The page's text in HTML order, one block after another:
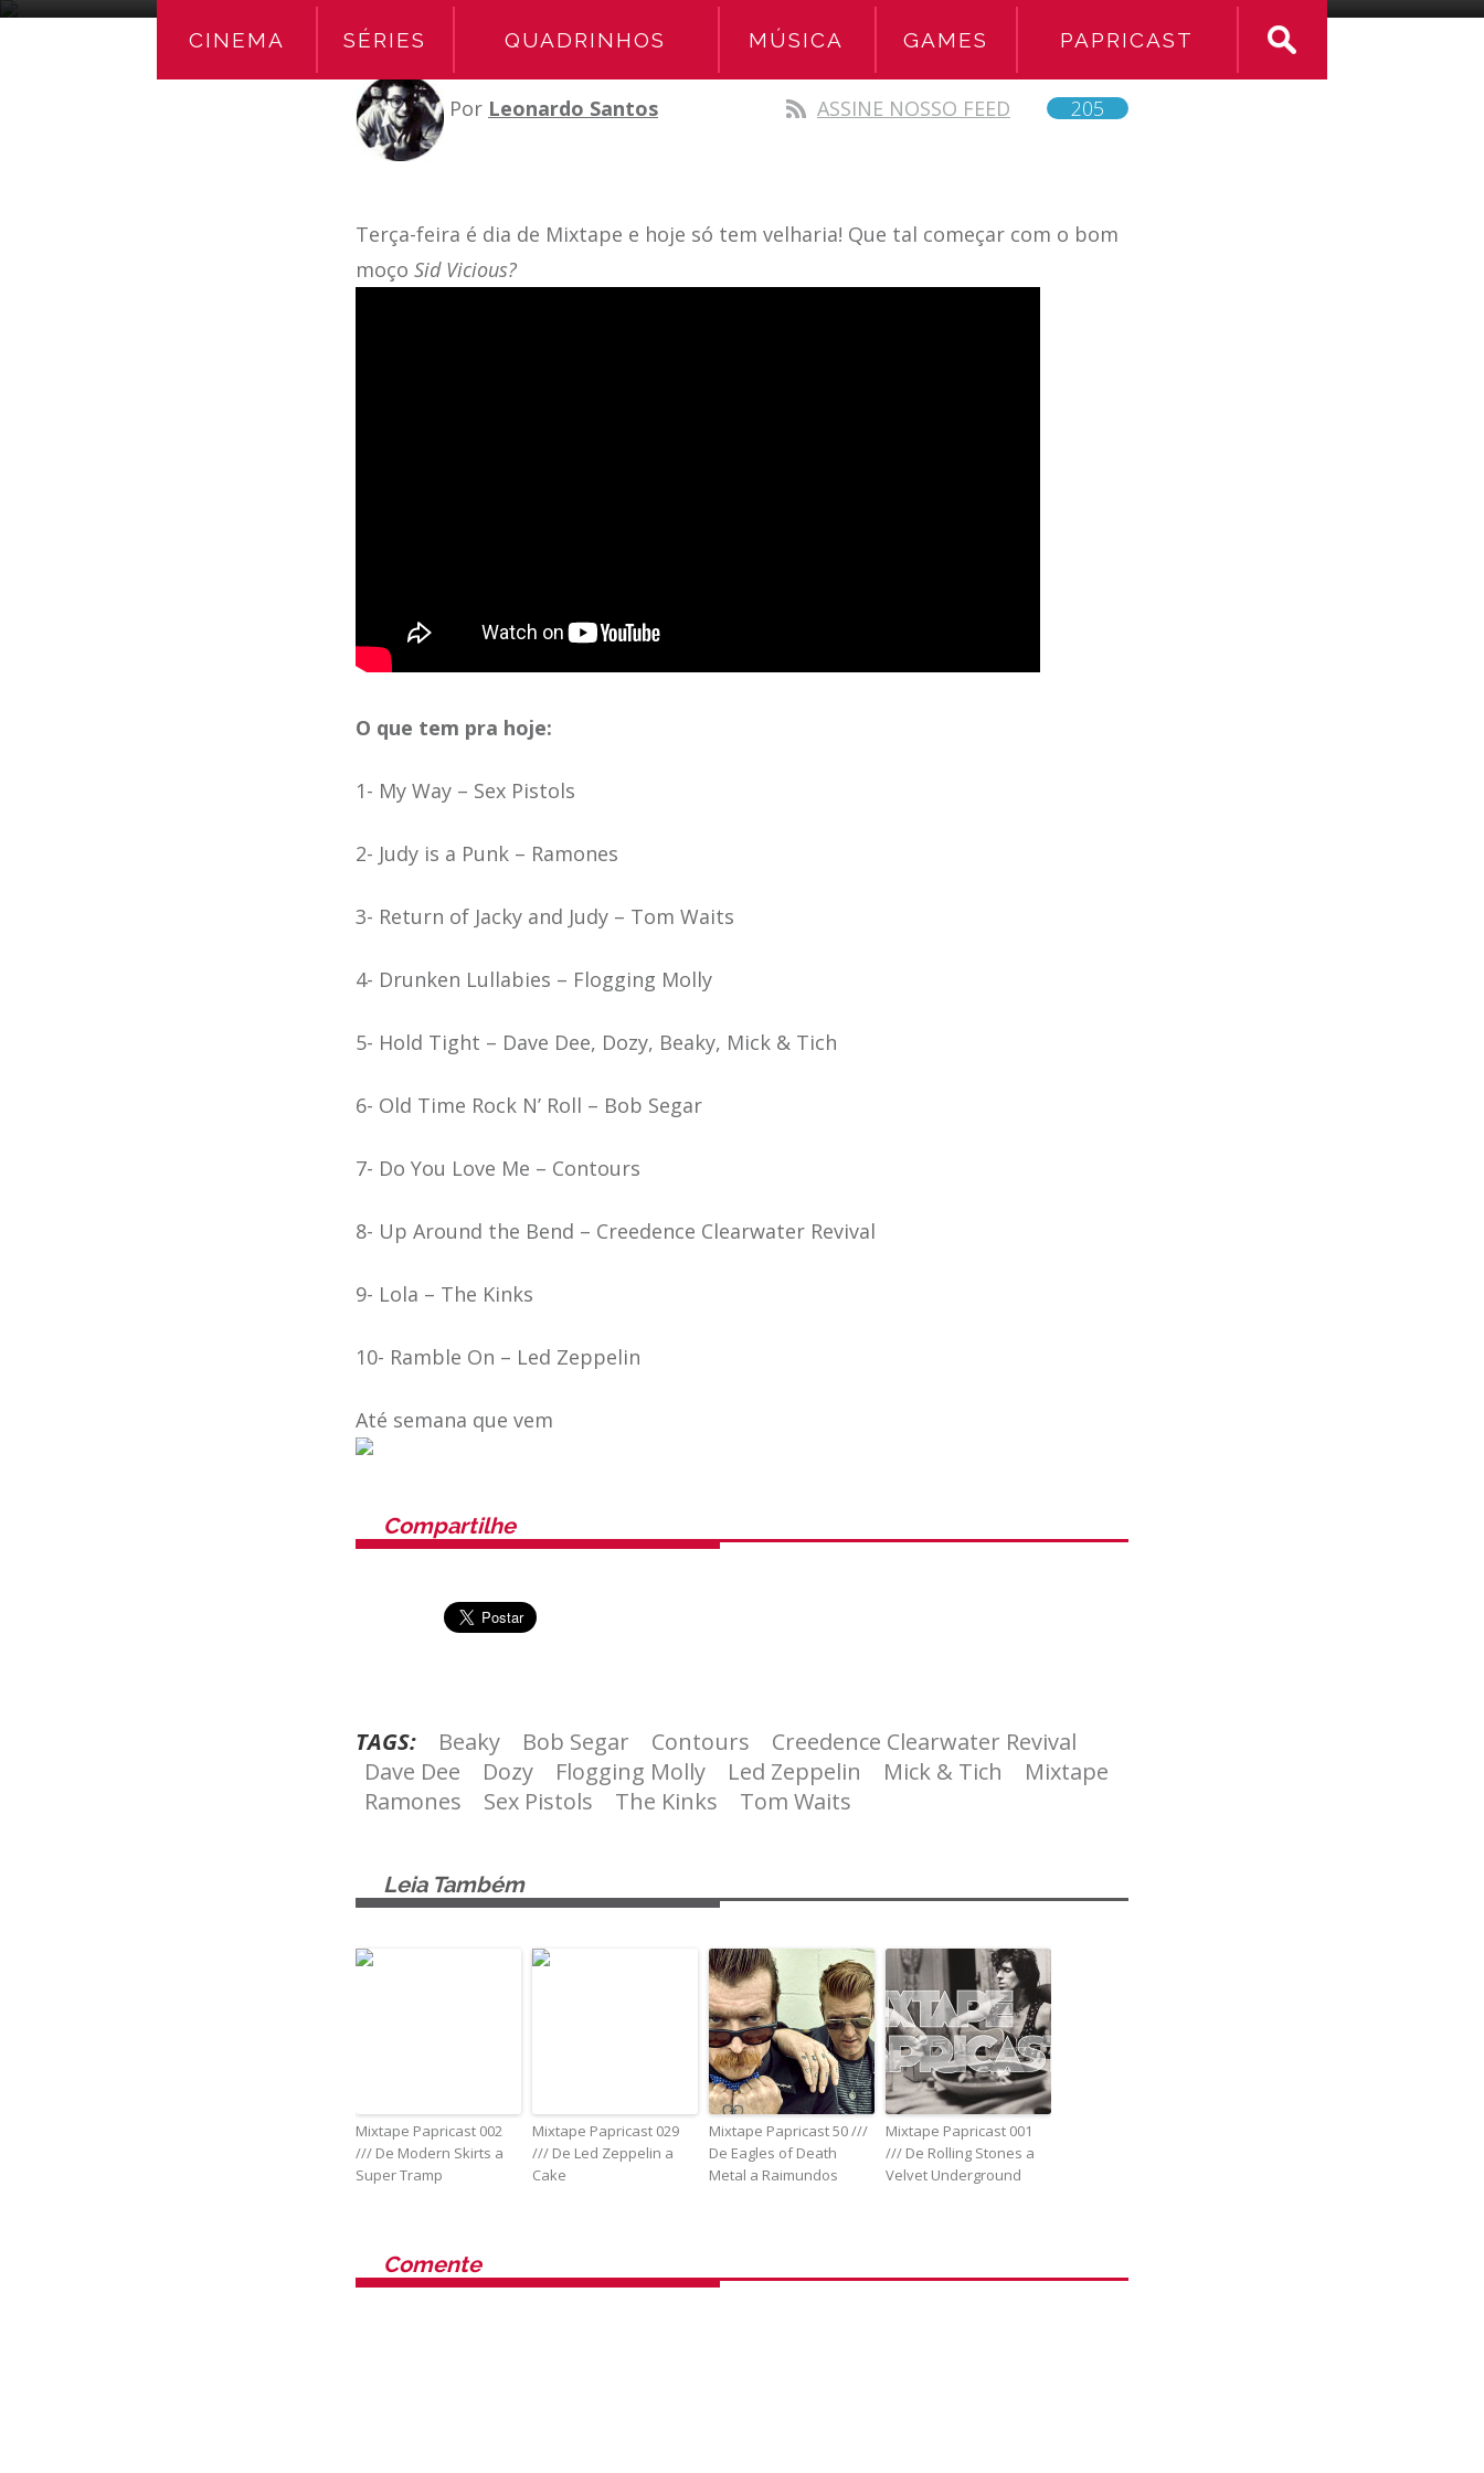
CINEMA SÉRIES QUADRINHOS MÚSICA GAMES PAPRICAST
Por Leonardo Santos ASSINE NOSSO FEED 205
Terça-feira é dia de Mixtape e hoje só tem velharia! Que tal começar com o bom
moço Sid Vicious?
O que tem pra hoje:
1- My Way – Sex Pistols
2- Judy is a Punk – Ramones
3- Return of Jacky and Judy – Tom Waits
4- Drunken Lullabies – Flogging Molly
5- Hold Tight – Dave Dee, Dozy, Beaky, Mick & Tich
6- Old Time Rock N’ Roll – Bob Segar
7- Do You Love Me – Contours
8- Up Around the Bend – Creedence Clearwater Revival
9- Lola – The Kinks
10- Ramble On – Led Zeppelin
Até semana que vem
Compartilhe
TAGS: Beaky Bob Segar Contours
Creedence Clearwater Revival
Dave Dee
Dozy Flogging Molly Led Zeppelin Mick & Tich
Mixtape
Ramones
Sex Pistols The Kinks Tom Waits
Leia Também
Mixtape Papricast 002
/// De Modern Skirts a
Super Tramp
Mixtape Papricast 029
/// De Led Zeppelin a
Cake
Mixtape Papricast 50 ///
De Eagles of Death
Metal a Raimundos
Mixtape Papricast 001
/// De Rolling Stones a
Velvet Underground
Comente